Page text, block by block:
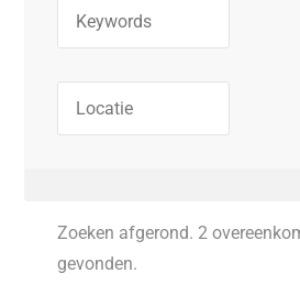
Zoeken afgerond. 2
gevonden.